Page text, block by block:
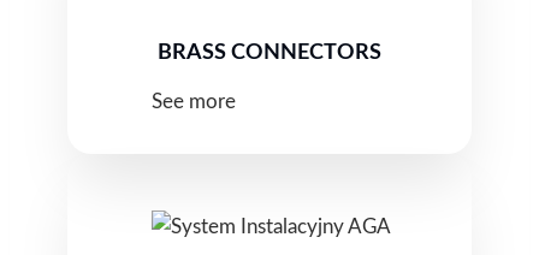
BRASS CONNECTORS
See more